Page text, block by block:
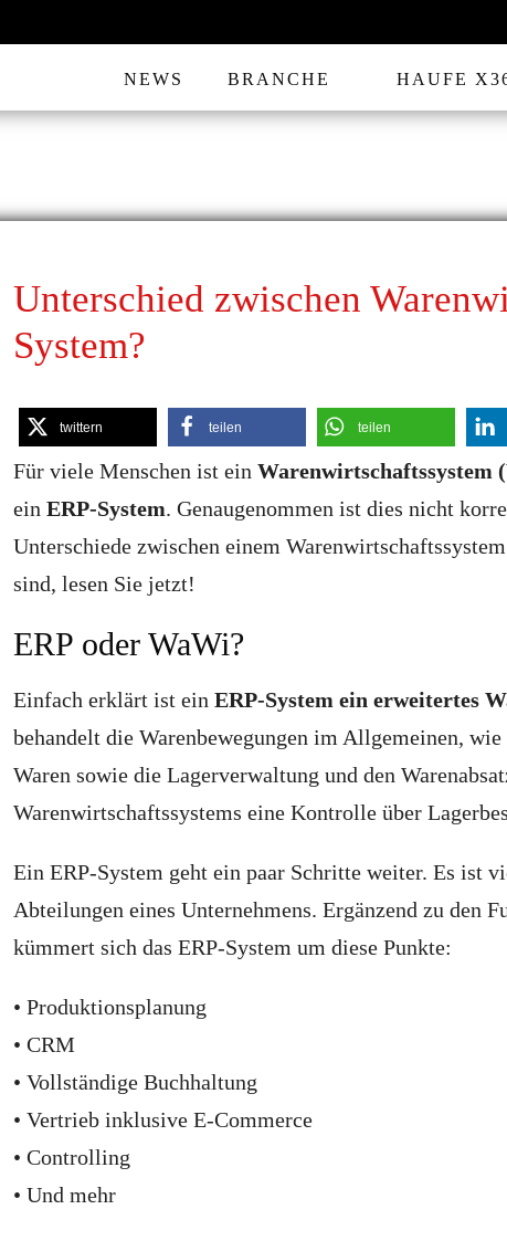
NEWS BRANCHE HAUFE
Unterschied zwischen
System?
twittern teilen teilen
Für viele Menschen ist ein Warenwirtschaftssystem
ein ERP-System. Genaugenommen ist dies nicht
Unterschiede zwischen einem
sind, lesen Sie jetzt!
ERP oder WaWi?
Einfach erklärt ist ein ERP-System ein erweitertes
behandelt die Warenbewegungen im Allgemeinen,
Waren sowie die Lagerverwaltung und den
Warenwirtschaftssystems eine Kontrolle über
Ein ERP-System geht ein paar Schritte weiter. Es ist
Abteilungen eines Unternehmens. Ergänzend zu den
kümmert sich das ERP-System um diese Punkte:
• Produktionsplanung
• CRM
• Vollständige Buchhaltung
• Vertrieb inklusive E-Commerce
• Controlling
• Und mehr